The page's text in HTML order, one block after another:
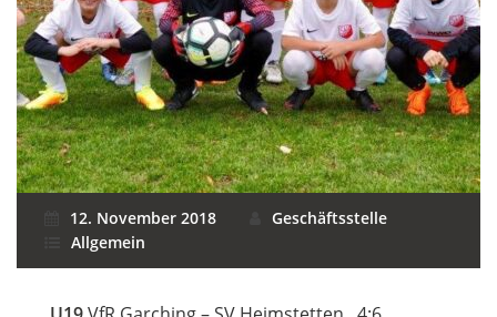
12. November 2018
Geschäftsstelle
Allgemein